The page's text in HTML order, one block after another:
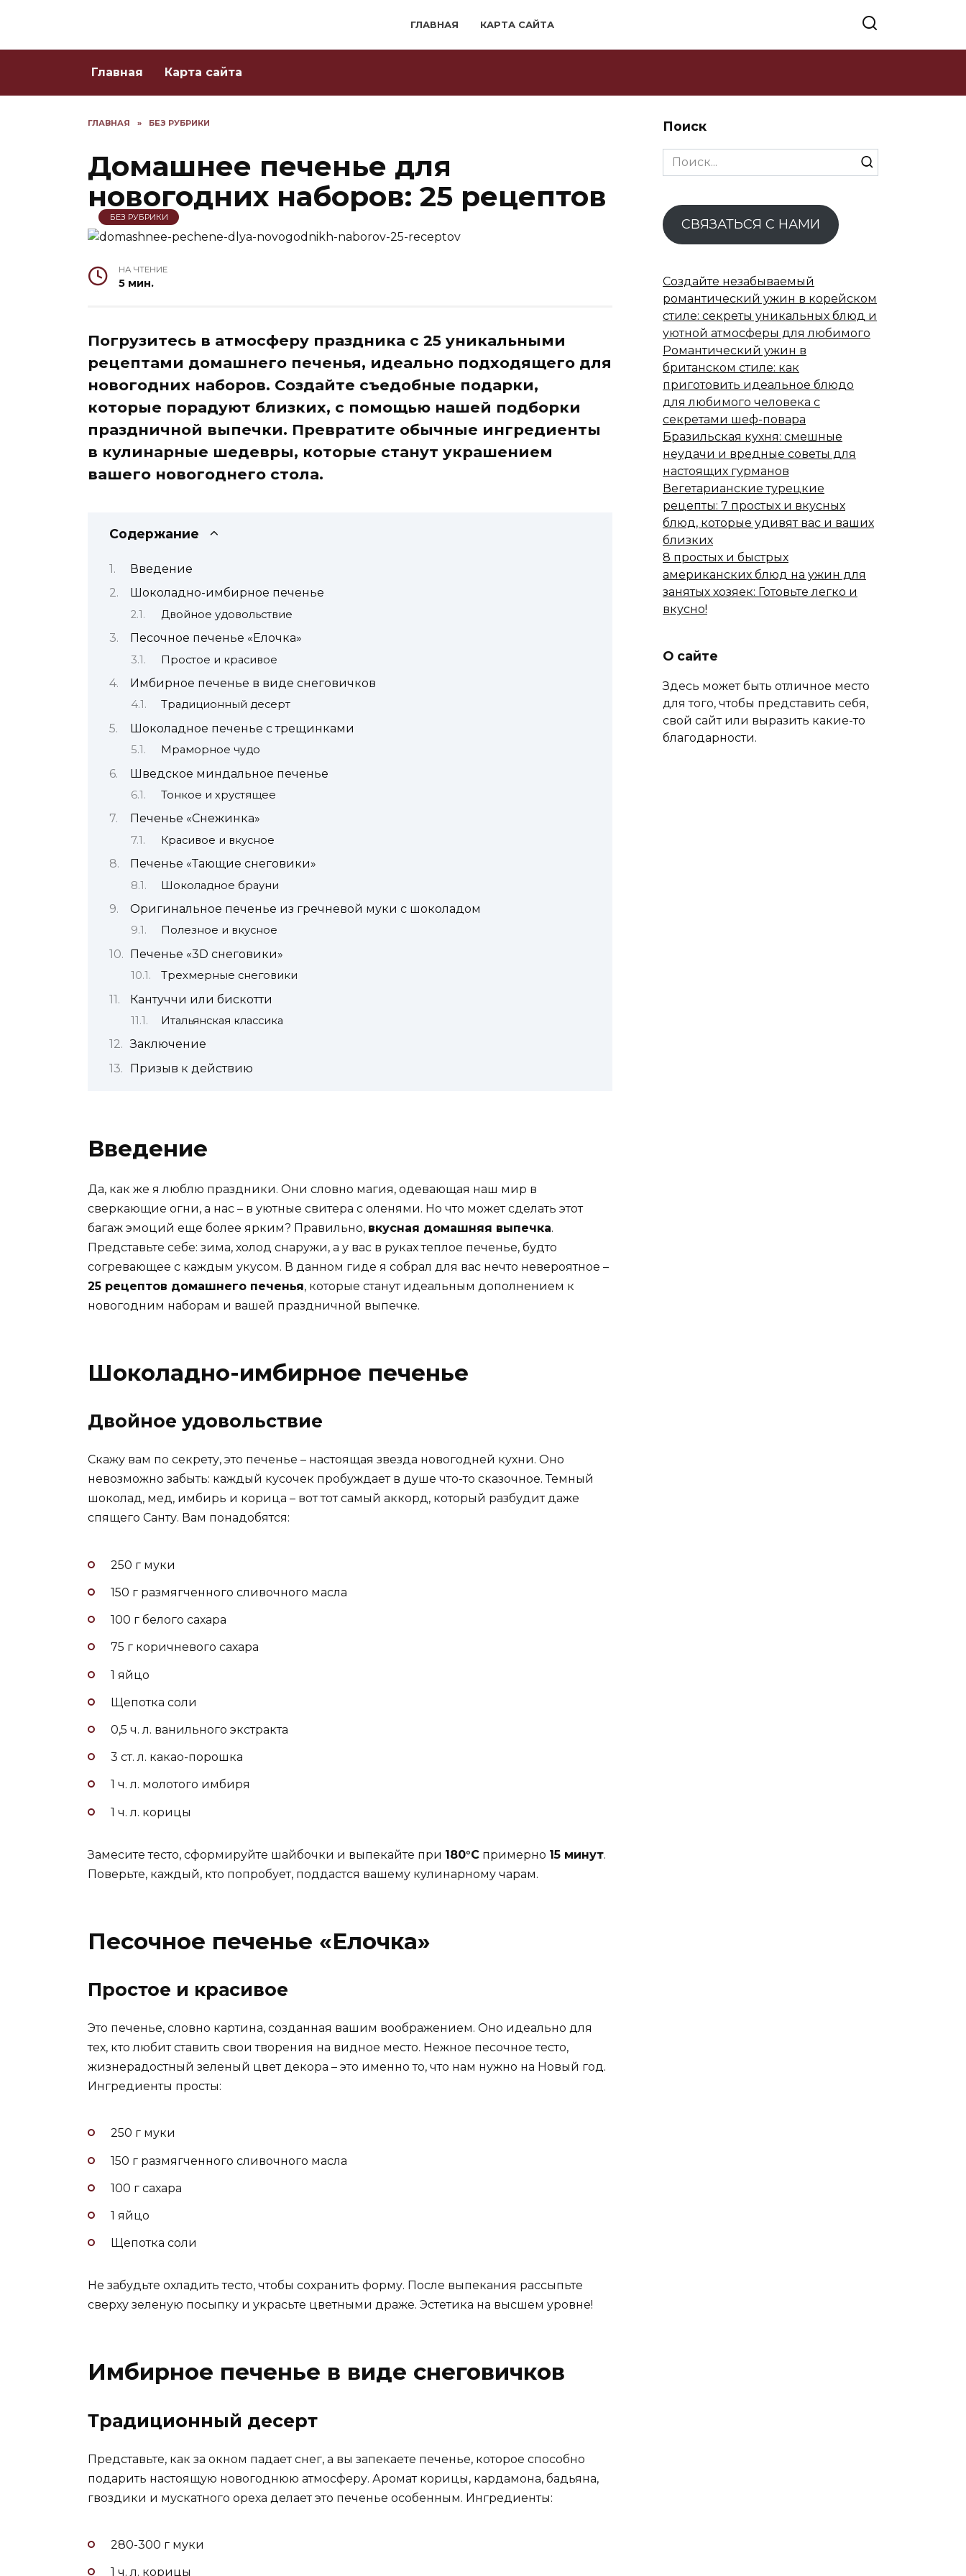
ГЛАВНАЯ КАРТА САЙТА
Главная Карта сайта
ГЛАВНАЯ » БЕЗ РУБРИКИ
Домашнее печенье для
новогодних наборов: 25 рецептов
БЕЗ РУБРИКИ
НА ЧТЕНИЕ
5 мин.
Погрузитесь в атмосферу праздника с 25 уникальными
рецептами домашнего печенья, идеально подходящего для
новогодних наборов. Создайте съедобные подарки,
которые порадуют близких, с помощью нашей подборки
праздничной выпечки. Превратите обычные ингредиенты
в кулинарные шедевры, которые станут украшением
вашего новогоднего стола.
Содержание
Введение
Шоколадно-имбирное печенье
Двойное удовольствие
Песочное печенье «Елочка»
Простое и красивое
Имбирное печенье в виде снеговичков
Традиционный десерт
Шоколадное печенье с трещинками
Мраморное чудо
Шведское миндальное печенье
Тонкое и хрустящее
Печенье «Снежинка»
Красивое и вкусное
Печенье «Тающие снеговики»
Шоколадное брауни
Оригинальное печенье из гречневой муки с шоколадом
Полезное и вкусное
Печенье «3D снеговики»
Трехмерные снеговики
Кантуччи или бискотти
Итальянская классика
Заключение
Призыв к действию
Введение
Да, как же я люблю праздники. Они словно магия, одевающая наш мир в
сверкающие огни, а нас – в уютные свитера с оленями. Но что может сделать этот
багаж эмоций еще более ярким? Правильно, вкусная домашняя выпечка.
Представьте себе: зима, холод снаружи, а у вас в руках теплое печенье, будто
согревающее с каждым укусом. В данном гиде я собрал для вас нечто невероятное –
25 рецептов домашнего печенья, которые станут идеальным дополнением к
новогодним наборам и вашей праздничной выпечке.
Шоколадно-имбирное печенье
Двойное удовольствие
Скажу вам по секрету, это печенье – настоящая звезда новогодней кухни. Оно
невозможно забыть: каждый кусочек пробуждает в душе что-то сказочное. Темный
шоколад, мед, имбирь и корица – вот тот самый аккорд, который разбудит даже
спящего Санту. Вам понадобятся:
250 г муки
150 г размягченного сливочного масла
100 г белого сахара
75 г коричневого сахара
1 яйцо
Щепотка соли
0,5 ч. л. ванильного экстракта
3 ст. л. какао-порошка
1 ч. л. молотого имбиря
1 ч. л. корицы
Замесите тесто, сформируйте шайбочки и выпекайте при 180°C примерно 15 минут.
Поверьте, каждый, кто попробует, поддастся вашему кулинарному чарам.
Песочное печенье «Елочка»
Простое и красивое
Это печенье, словно картина, созданная вашим воображением. Оно идеально для
тех, кто любит ставить свои творения на видное место. Нежное песочное тесто,
жизнерадостный зеленый цвет декора – это именно то, что нам нужно на Новый год.
Ингредиенты просты:
250 г муки
150 г размягченного сливочного масла
100 г сахара
1 яйцо
Щепотка соли
Не забудьте охладить тесто, чтобы сохранить форму. После выпекания рассыпьте
сверху зеленую посыпку и украсьте цветными драже. Эстетика на высшем уровне!
Имбирное печенье в виде снеговичков
Традиционный десерт
Представьте, как за окном падает снег, а вы запекаете печенье, которое способно
подарить настоящую новогоднюю атмосферу. Аромат корицы, кардамона, бадьяна,
гвоздики и мускатного ореха делает это печенье особенным. Ингредиенты:
280-300 г муки
1 ч. л. корицы
Поиск
Search
for:
СВЯЗАТЬСЯ С НАМИ
Создайте незабываемый
романтический ужин в корейском
стиле: секреты уникальных блюд и
уютной атмосферы для любимого
Романтический ужин в
британском стиле: как
приготовить идеальное блюдо
для любимого человека с
секретами шеф-повара
Бразильская кухня: смешные
неудачи и вредные советы для
настоящих гурманов
Вегетарианские турецкие
рецепты: 7 простых и вкусных
блюд, которые удивят вас и ваших
близких
8 простых и быстрых
американских блюд на ужин для
занятых хозяек: Готовьте легко и
вкусно!
О сайте
Здесь может быть отличное место
для того, чтобы представить себя,
свой сайт или выразить какие-то
благодарности.